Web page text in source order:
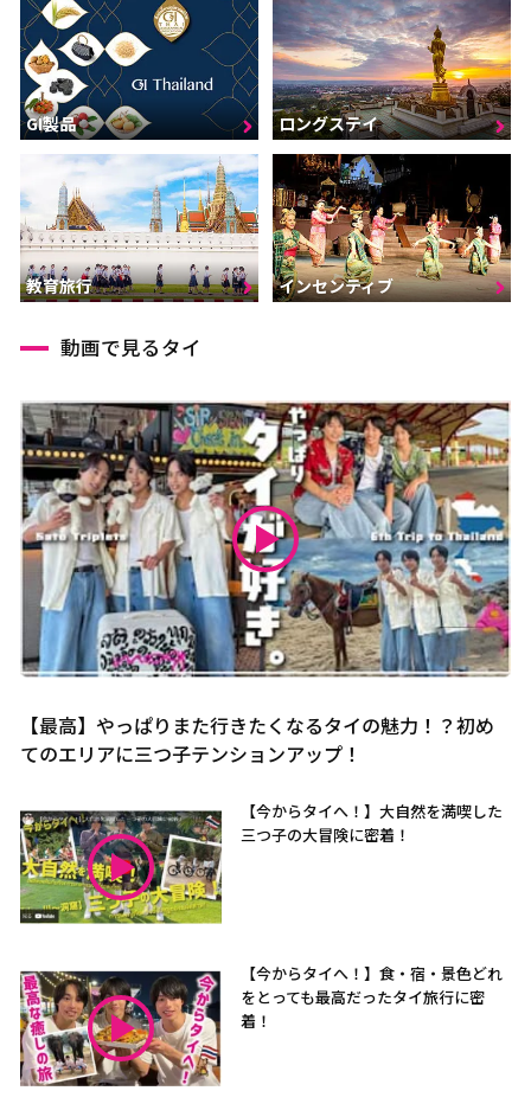
GI製品 ロングステイ
教育旅行 インセンティブ
動画で見るタイ
【最高】やっぱりまた行きたくなるタイの魅力！？初め
てのエリアに三つ子テンションアップ！
【今からタイへ！】大自然を満喫した
三つ子の大冒険に密着！
【今からタイへ！】食・宿・景色どれ
をとっても最高だったタイ旅行に密
着！